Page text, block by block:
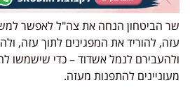
שר הביטחון הנחה את צה"ל לאפשר
עזה, להוריד את המפגינים לתוך עזה,
ולהעבירם לנמל אשדוד – כדי שישמשו
מעוניינים להתפנות מעזה.